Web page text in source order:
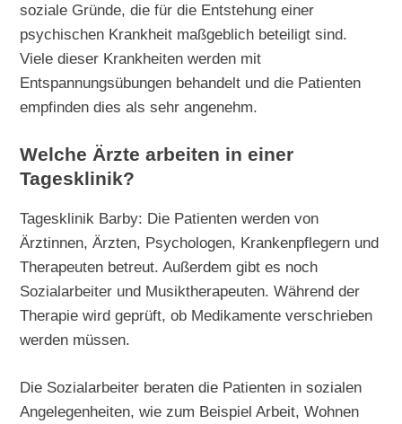
soziale Gründe, die für die Entstehung einer
psychischen Krankheit maßgeblich beteiligt sind.
Viele dieser Krankheiten werden mit
Entspannungsübungen behandelt und die Patienten
empfinden dies als sehr angenehm.
Welche Ärzte arbeiten in einer
Tagesklinik?
Tagesklinik Barby: Die Patienten werden von
Ärztinnen, Ärzten, Psychologen, Krankenpflegern und
Therapeuten betreut. Außerdem gibt es noch
Sozialarbeiter und Musiktherapeuten. Während der
Therapie wird geprüft, ob Medikamente verschrieben
werden müssen.
Die Sozialarbeiter beraten die Patienten in sozialen
Angelegenheiten, wie zum Beispiel Arbeit, Wohnen